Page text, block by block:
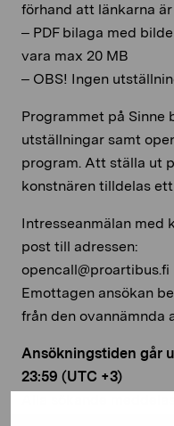
förhand att länkarna
– PDF bilaga med
vara max 20 MB
– OBS! Ingen
Programmet på Sinne
utställningar samt
program. Att ställa ut
konstnären tilldelas
Intresseanmälan med
post till adressen:
opencall@proartibus.fi
Emottagen ansökan
från den ovannämnda
Ansökningstiden går
23:59 (UTC +3)